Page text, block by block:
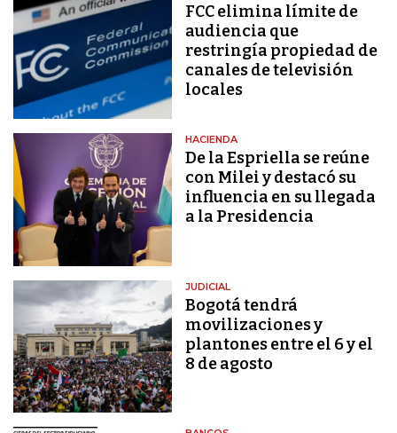
FCC elimina límite de
audiencia que
restringía propiedad de
canales de televisión
locales
HACIENDA
De la Espriella se reúne
con Milei y destacó su
influencia en su llegada
a la Presidencia
JUDICIAL
Bogotá tendrá
movilizaciones y
plantones entre el 6 y el
8 de agosto